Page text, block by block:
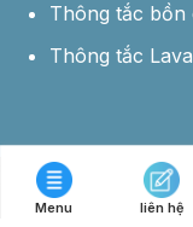
Thông tắc bồn
Thông tắc
Copyright 2026 © Hút
Menu liên hệ